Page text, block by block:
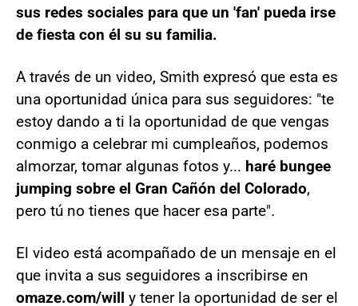
sus redes sociales para que un 'fan' pueda irse
de fiesta con él su su familia.
A través de un video, Smith expresó que esta es
una oportunidad única para sus seguidores: "te
estoy dando a ti la oportunidad de que vengas
conmigo a celebrar mi cumpleaños, podemos
almorzar, tomar algunas fotos y... haré bungee
jumping sobre el Gran Cañón del Colorado,
pero tú no tienes que hacer esa parte".
El video está acompañado de un mensaje en el
que invita a sus seguidores a inscribirse en
omaze.com/will y tener la oportunidad de ser el